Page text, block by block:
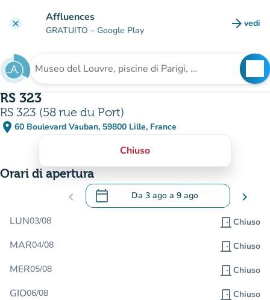
clear Affluences
GRATUITO – Google Play arrow_forward vedi
Cerca una struttura
RS 323
RS 323 (58 rue du Port)
place 60 Boulevard Vauban, 59800 Lille, France
(apri in Google Maps)
(nuova scheda)
Chiuso
Orari di apertura
chevron_left calendar_today Da 3 ago a 9 ago
.Aprire il calendario per modificare le
chevron_right
LUN03/08 door_front Chiuso
MAR04/08 door_front Chiuso
MER05/08 door_front Chiuso
GIO06/08 door_front Chiuso